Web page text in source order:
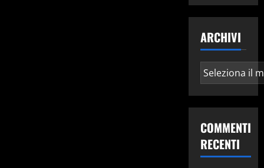
ARCHIVI
Archivi
COMMENTI
RECENTI